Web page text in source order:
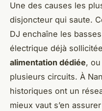
Une des causes les
disjoncteur qui saute.
DJ enchaîne les
électrique déjà
alimentation dédiée,
plusieurs circuits. À
historiques ont un
mieux vaut s’en